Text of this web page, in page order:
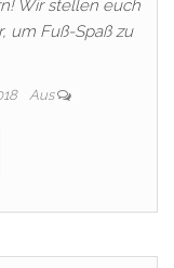
Wir stellen euch
um Fuß-Spaß zu
Aus